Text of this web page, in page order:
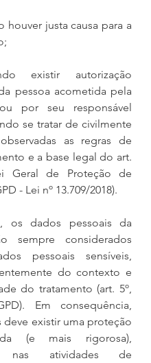
houver justa causa para a
existir autorização
pessoa acometida pela
por seu responsável
se tratar de civilmente
as regras de
e a base legal do art.
Geral de Proteção de
- Lei nº 13.709/2018).
os dados pessoais da
sempre considerados
pessoais sensíveis,
do contexto e
do tratamento (art. 5º,
Em consequência,
deve existir uma proteção
(e mais rigorosa),
nas atividades de